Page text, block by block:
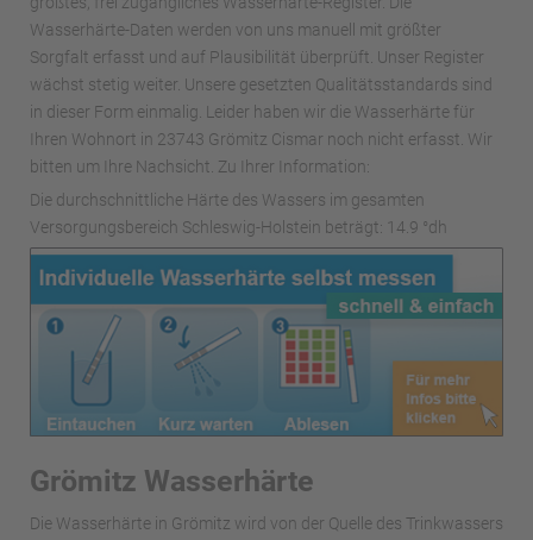
Wasserhärte-Daten werden von uns manuell mit größter
Sorgfalt erfasst und auf Plausibilität überprüft. Unser Register
wächst stetig weiter. Unsere gesetzten Qualitätsstandards sind
in dieser Form einmalig. Leider haben wir die Wasserhärte für
Ihren Wohnort in 23743 Grömitz Cismar noch nicht erfasst. Wir
bitten um Ihre Nachsicht. Zu Ihrer Information:
Die durchschnittliche Härte des Wassers im gesamten
Versorgungsbereich Schleswig-Holstein beträgt: 14.9 °dh
Grömitz Wasserhärte
Die Wasserhärte in Grömitz wird von der Quelle des Trinkwassers